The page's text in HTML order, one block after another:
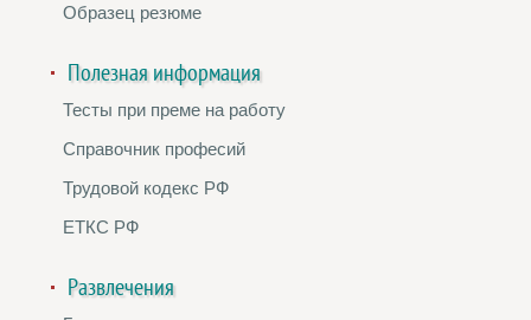
Образец резюме
Полезная информация
Тесты при преме на работу
Справочник професий
Трудовой кодекс РФ
ЕТКС РФ
Развлечения